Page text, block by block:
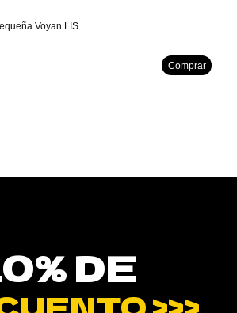
Voyan LIS
Comprar
DE